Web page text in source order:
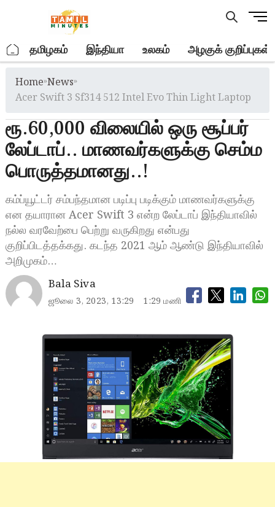
M
u
o
. தமிழகம் இந்தியா உலகம் அழகுக் குறிப்புகள்
Home»News»
Acer Swift 3 Sf314 512 Intel Evo Thin Light Laptop
ரூ.60,000 விலையில் ஒரு சூப்பர்
லேப்டாப்.. மாணவர்களுக்கு செம்ம
பொருத்தமானது..!
கம்ப்யூட்டர் சம்பந்தமான படிப்பு படிக்கும் மாணவர்களுக்கு
என தயாரான Acer Swift 3 என்ற லேப்டாப் இந்தியாவில்
நல்ல வரவேற்பை பெற்று வருகிறது என்பது
குறிப்பிடத்தக்கது. கடந்த 2021 ஆம் ஆண்டு இந்தியாவில்
அறிமுகம்…
Bala Siva
ஜூலை 3, 2023, 13:29 1:29 மணி